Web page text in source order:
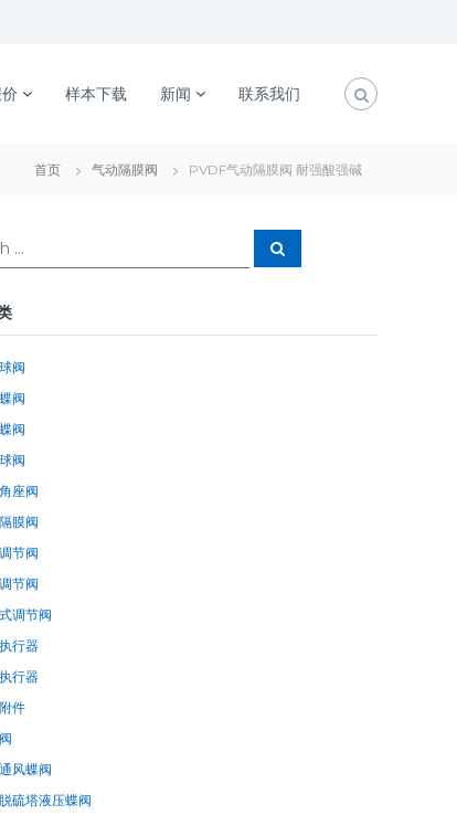
样本下载 新闻 联系我们
首页 气动隔膜阀 PVDF气动隔膜阀 耐强酸强碱
S
e
阀
阀
阀
阀
座阀
膜阀
节阀
节阀
调节阀
行器
行器
件
风蝶阀
硫塔液压蝶阀